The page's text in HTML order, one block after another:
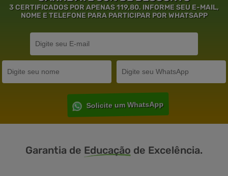
3 CERTIFICADOS POR APENAS 119,80. INFORME SEU E-MAIL,
NOME E TELEFONE PARA PARTICIPAR POR WHATSAPP
Solicite um WhatsApp
Garantia de Educação de Excelência.